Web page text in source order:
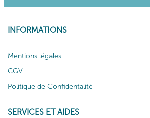
INFORMATIONS
Mentions légales
CGV
Politique de Confidentalité
SERVICES ET AIDES